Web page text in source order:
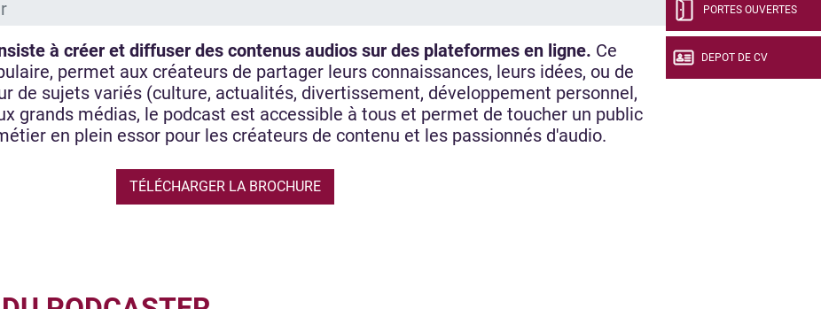
PORTES OUVERTES
DEPOT DE CV
à créer et diffuser des contenus audios sur des plateformes en ligne. Ce
permet aux créateurs de partager leurs connaissances, leurs idées, ou de
de sujets variés (culture, actualités, divertissement, développement personnel,
grands médias, le podcast est accessible à tous et permet de toucher un public
en plein essor pour les créateurs de contenu et les passionnés d'audio.
TÉLÉCHARGER LA BROCHURE